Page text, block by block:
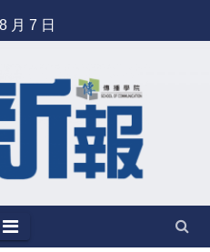
月 7 日